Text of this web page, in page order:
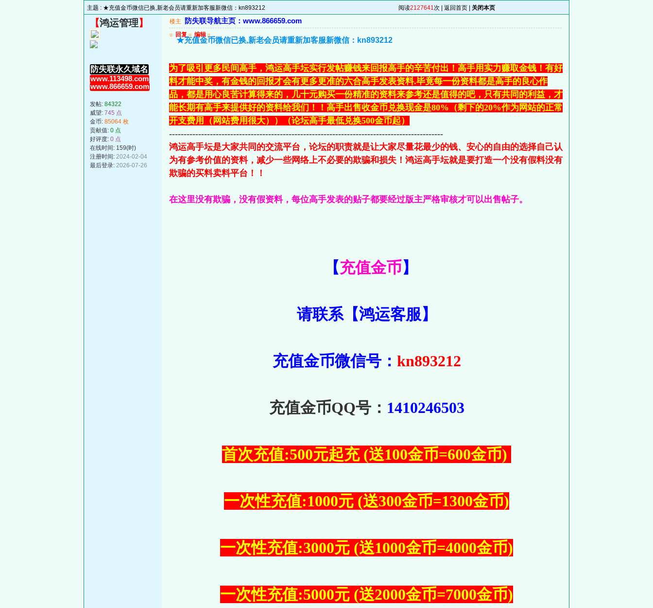
主题 : ★充值金币微信已换,新老会员请重新加客服新微信：kn893212 阅读2127641次 | 返回首页 关闭本页
【鸿运管理】
防失联永久域名
www.113498.com
www.866659.com
发帖: 84322
威望: 745 点
金币: 85064 枚
贡献值: 0 点
好评度: 0 点
在线时间: 159(时)
注册时间: 2024-02-04
最后登录: 2026-07-26
楼主 防失联导航主页：www.866659.com
u 回复 u 编辑 u
★充值金币微信已换,新老会员请重新加客服新微信：kn893212
为了吸引更多民间高手，鸿运高手坛实行发帖赚钱来回报高手的辛苦付出！高手用实力赚取金钱！有好
料才能中奖，有金钱的回报才会有更多更准的六合高手发表资料.毕竟每一份资料都是高手的良心作
品，都是用心良苦计算得来的，几十元购买一份精准的资料来参考还是值得的吧，只有共同的利益，才
能长期有高手来提供好的资料给我们！！高手出售收金币兑换现金是80%（剩下的20%作为网站的正常
开支费用（网站费用很大））（论坛高手最低兑换500金币起）
----------------------------------------------------------------------------------------------
鸿运高手坛是大家共同的交流平台，论坛的职责就是让大家尽量花最少的钱、安心的自由的选择自己认
为有参考价值的资料，减少一些网络上不必要的欺骗和损失！鸿运高手坛就是要打造一个没有假料没有
欺骗的买料卖料平台！！
在这里没有欺骗，没有假资料，每位高手发表的贴子都要经过版主严格审核才可以出售帖子。
【充值金币】
请联系【鸿运客服】
充值金币微信号： kn893212
充值金币QQ号： 1410246503
首次充值:500元起充 (送100金币=600金币)
一次性充值:1000元 (送300金币=1300金币)
一次性充值:3000元 (送1000金币=4000金币)
一次性充值:5000元 (送2000金币=7000金币)